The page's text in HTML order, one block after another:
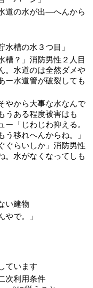
道の水が出―へんから
槽の水３つ目」
槽？」消防男性２人目
。水道のは全然ダメや
ー水道管が破裂しても
やから大事な水なんで
うある程度被害はも
「じわじわ抑える。
移れへんからね。」
ぐらいしか」消防男性
。水がなくなってしも
い建物
やで。」
ています
次利用条件